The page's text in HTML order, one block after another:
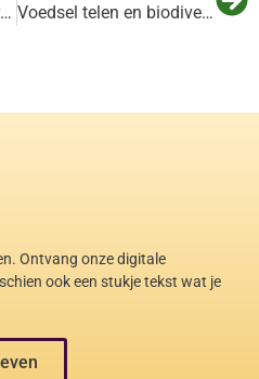
Misvormde vruchten veroorzaakt door schimmelinfectie
Voedsel telen en biodiversiteit
Ontvang onze digitale
ook een stukje tekst wat je